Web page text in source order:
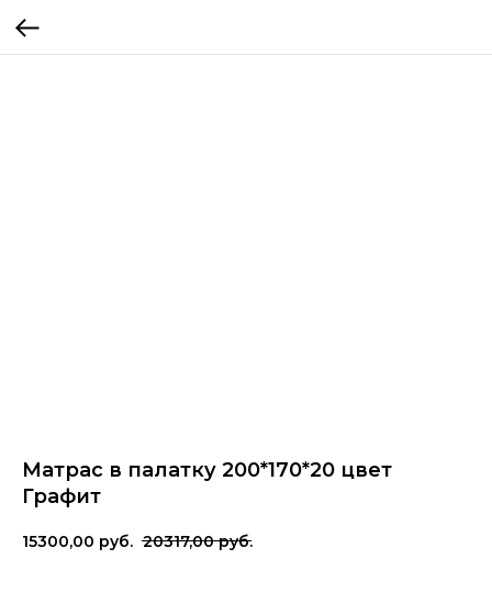
Матрас в палатку 200*170*20 цвет
Графит
15300,00 руб. 20317,00 руб.